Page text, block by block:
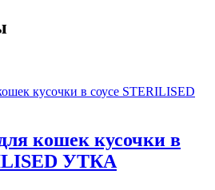
кошек кусочки в
УТКА